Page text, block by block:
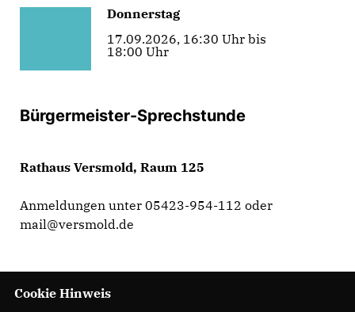
Donnerstag
17.09.2026, 16:30 Uhr bis
18:00 Uhr
Bürgermeister-Sprechstunde
Rathaus Versmold, Raum 125
Anmeldungen unter 05423-954-112 oder
mail@versmold.de
Cookie Hinweis